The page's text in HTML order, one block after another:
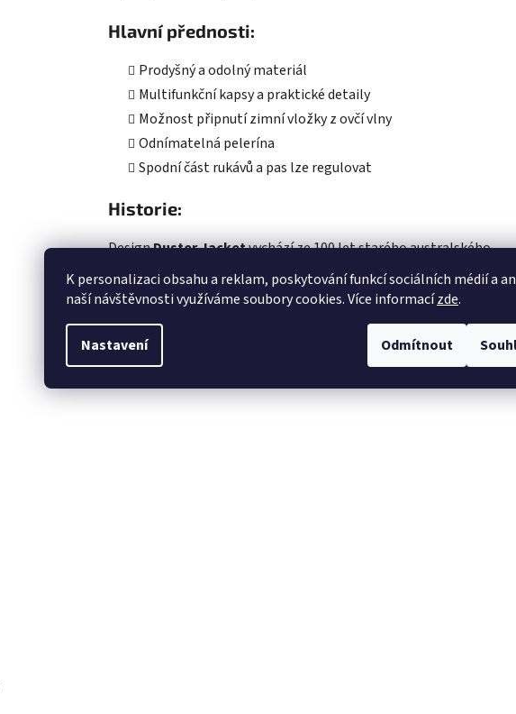
K personalizaci obsahu a reklam, poskytování funkcí sociálních médií a
naší návštěvnosti využíváme soubory cookies. Více informacízde.
Nastavení Odmítnout
Hlavní přednosti:
Prodyšný a odolný materiál
Multifunkční kapsy a praktické detaily
Možnost připnutí zimní vložky z ovčí vlny
Odnímatelná pelerína
Spodní část rukávů a pas lze regulovat
Historie:
DesignDuster Jacketvychází ze 100 let starého australského
jezdeckého kabátu, který používali Stockmans, a zachovává
vzhled i praktičnost původního modelu.